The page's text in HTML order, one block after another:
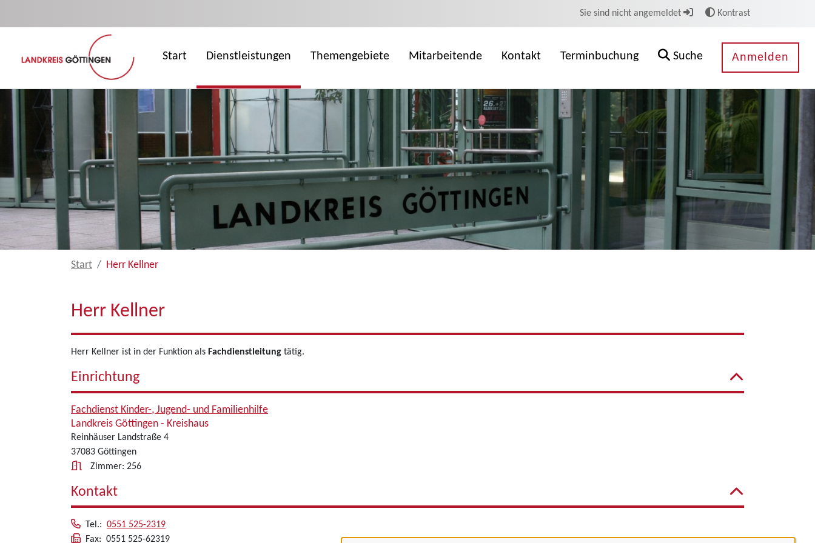
Sie sind nicht angemeldet Kontrast
Start Dienstleistungen Themengebiete Mitarbeitende Kontakt Terminbuchung Suche Anmelden
Start Herr Kellner
Herr Kellner
Herr Kellner ist in der Funktion als Fachdienstleitung tätig.
Einrichtung
Fachdienst Kinder-, Jugend- und Familienhilfe
Landkreis Göttingen - Kreishaus
Reinhäuser Landstraße 4
37083 Göttingen
Zimmer: 256
Kontakt
Tel.: 0551 525-2319
Fax: 0551 525-62319